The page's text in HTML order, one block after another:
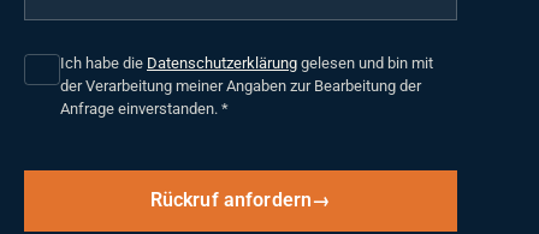
Ich habe die Datenschutzerklärung gelesen und bin mit
der Verarbeitung meiner Angaben zur Bearbeitung der
Anfrage einverstanden. *
Rückruf anfordern